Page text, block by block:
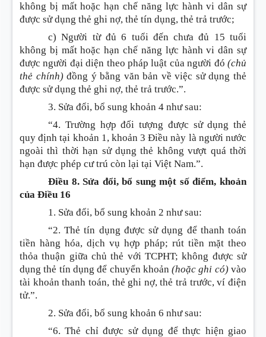
không bị mất hoặc hạn chế năng lực hành vi dân sự
được sử dụng thẻ ghi nợ, thẻ tín dụng, thẻ trả trước;
c) Người từ đủ 6 tuổi đến chưa đủ 15 tuổi
không bị mất hoặc hạn chế năng lực hành vi dân sự
được người đại diện theo pháp luật của người đó (chủ
thẻ chính)đồng ý bằng văn bản về việc sử dụng thẻ
được sử dụng thẻ ghi nợ, thẻ trả trước.”.
3. Sửa đổi, bổ sung khoản 4 như sau:
“4. Trường hợp đối tượng được sử dụng thẻ
quy định tại khoản 1, khoản 3 Điều này là người nước
ngoài thì thời hạn sử dụng thẻ không vượt quá thời
hạn được phép cư trú còn lại tại Việt Nam.”.
Điều 8. Sửa đổi, bổ sung một số điểm, khoản
của Điều 16
1. Sửa đổi, bổ sung khoản 2 như sau:
“2. Thẻ tín dụng được sử dụng để thanh toán
tiền hàng hóa, dịch vụ hợp pháp; rút tiền mặt theo
thỏa thuận giữa chủ thẻ với TCPHT; không được sử
dụng thẻ tín dụng để chuyển khoản(hoặc ghi có)vào
tài khoản thanh toán, thẻ ghi nợ, thẻ trả trước, ví điện
tử.”.
2. Sửa đổi, bổ sung khoản 6 như sau:
“6. Thẻ chỉ được sử dụng để thực hiện giao